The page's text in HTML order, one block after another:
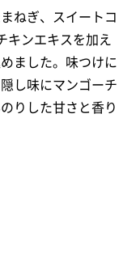
ねぎ、スイートコ
キンエキスを加え
ました。味つけに
し味にマンゴーチ
りした甘さと香り